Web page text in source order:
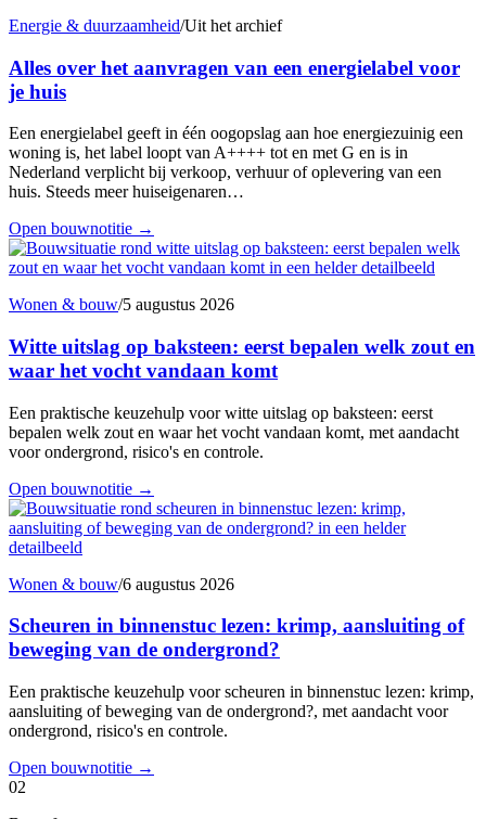
Energie & duurzaamheid/Uit het archief
Alles over het aanvragen van een energielabel voor
je huis
Een energielabel geeft in één oogopslag aan hoe energiezuinig een
woning is, het label loopt van A++++ tot en met G en is in
Nederland verplicht bij verkoop, verhuur of oplevering van een
huis. Steeds meer huiseigenaren…
Open bouwnotitie →
Wonen & bouw/5 augustus 2026
Witte uitslag op baksteen: eerst bepalen welk zout en
waar het vocht vandaan komt
Een praktische keuzehulp voor witte uitslag op baksteen: eerst
bepalen welk zout en waar het vocht vandaan komt, met aandacht
voor ondergrond, risico's en controle.
Open bouwnotitie →
Wonen & bouw/6 augustus 2026
Scheuren in binnenstuc lezen: krimp, aansluiting of
beweging van de ondergrond?
Een praktische keuzehulp voor scheuren in binnenstuc lezen: krimp,
aansluiting of beweging van de ondergrond?, met aandacht voor
ondergrond, risico's en controle.
Open bouwnotitie →
02